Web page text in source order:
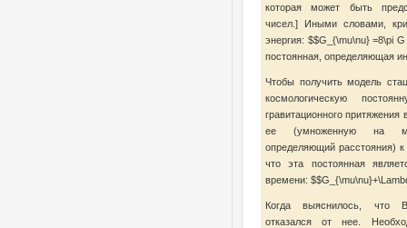
которая может быть
чисел.] Иными словами,
энергия: $$G_{\mu\nu} =8\pi
постоянная, определяющая
Чтобы получить модель
космологическую
гравитационного
ее (умноженную на
определяющий расстояния) к
что эта постоянная
времени:
Когда выяснилось, что
отказался от нее.